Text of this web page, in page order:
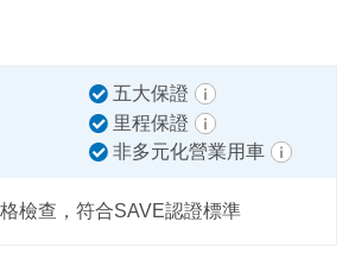
五大保證
里程保證
非多元化營業用車
檢查，符合SAVE認證標準